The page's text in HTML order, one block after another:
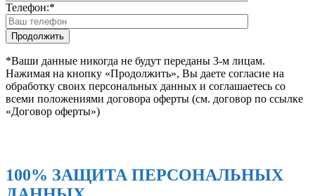
Телефон:*
*Ваши данные никогда не будут переданы 3-м лицам.
Нажимая на кнопку «Продолжить», Вы даете согласие на
обработку своих персональных данных и соглашаетесь со
всеми положениями договора оферты (см. договор по ссылке
«Договор оферты»)
100% ЗАЩИТА ПЕРСОНАЛЬНЫХ